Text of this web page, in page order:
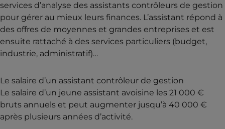
services d’analyse des assistants contrôleurs de gestion
pour gérer au mieux leurs finances. L’assistant répond à
des offres de moyennes et grandes entreprises et est
ensuite rattaché à des services particuliers (budget,
industrie, administratif)…
Le salaire d’un assistant contrôleur de gestion
Le salaire d’un jeune assistant avoisine les 21 000 €
bruts annuels et peut augmenter jusqu’à 40 000 €
après plusieurs années d’activité.